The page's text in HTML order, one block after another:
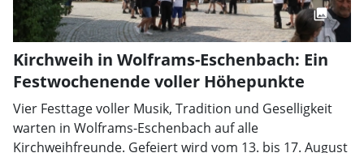
Kirchweih in Wolframs-Eschenbach: Ein
Festwochenende voller Höhepunkte
Vier Festtage voller Musik, Tradition und Geselligkeit
warten in Wolframs-Eschenbach auf alle
Kirchweihfreunde. Gefeiert wird vom 13. bis 17. August